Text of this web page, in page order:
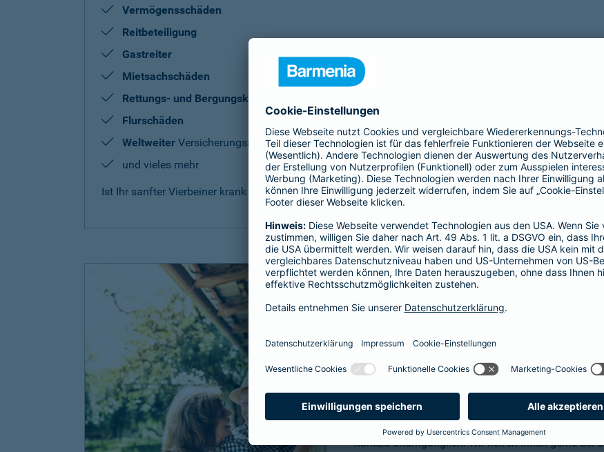
Vermögensschäden
Reitbeteiligung
Gastreiter
Mietsachschäden
Rettungs- und Bergungskosten
Flurschäden
Weltweiter Versicherungsschutz
und vieles mehr
Ist Ihr sanfter Vierbeiner krank oder benötigt eine Operation? Zu unseren Leistungen gehört auch eine
Für welche Pferde ist eine
Zwar ist eine Pferdehaftpflichtversicherung nicht
äußerst sinnvoll. Pferde können aufgrund Ihrer
verursachen.
Millionenhöhe
Eine Haftpflichtversicherung für Ihr Pferd ist für
nahezu unumgänglich. Wir helfen Ihnen gerne bei